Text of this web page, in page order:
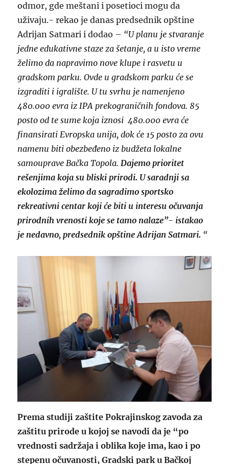
odmor, gde meštani i posetioci mogu da
uživaju.- rekao je danas predsednik opštine
Adrijan Satmari i dodao – “U planu je stvaranje
jedne edukativne staze za šetanje, a u isto vreme
želimo da napravimo nove klupe i rasvetu u
gradskom parku. Ovde u gradskom parku će se
izgraditi i igralište. U tu svrhu je namenjeno
480.000 evra iz IPA prekograničnih fondova. 85
posto od te sume koja iznosi 480.000 evra će
finansirati Evropska unija, dok će 15 posto za ovu
namenu biti obezbeđeno iz budžeta lokalne
samouprave Bačka Topola. Dajemo prioritet
rešenjima koja su bliski prirodi. U saradnji sa
ekolozima želimo da sagradimo sportsko
rekreativni centar koji će biti u interesu očuvanja
prirodnih vrenosti koje se tamo nalaze”- istakao
je nedavno, predsednik opštine Adrijan Satmari. “
Prema studiji zaštite Pokrajinskog zavoda za
zaštitu prirode u kojoj se navodi da je “po
vrednosti sadržaja i oblika koje ima, kao i po
stepenu očuvanosti, Gradski park u Bačkoj